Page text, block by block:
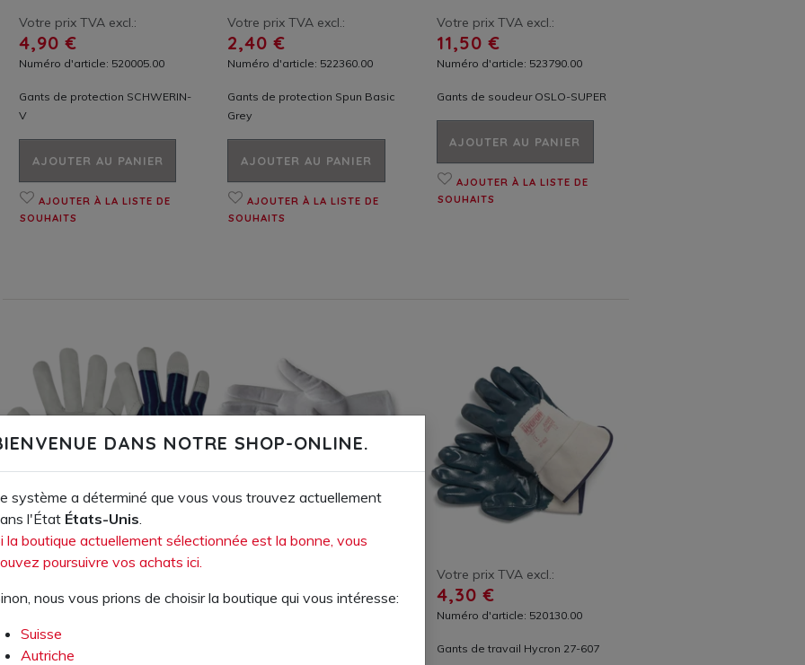
Votre prix TVA excl.:
4,90 €
Numéro d'article: 520005.00
Gants de protection SCHWERIN-
V
AJOUTER AU PANIER
AJOUTER À LA LISTE DE
SOUHAITS
Votre prix TVA excl.:
2,40 €
Numéro d'article: 522360.00
Gants de protection Spun Basic
Grey
AJOUTER AU PANIER
AJOUTER À LA LISTE DE
SOUHAITS
Votre prix TVA excl.:
11,50 €
Numéro d'article: 523790.00
Gants de soudeur OSLO-SUPER
AJOUTER AU PANIER
AJOUTER À LA LISTE DE
SOUHAITS
Votre prix TVA excl.:
5,90 €
Gants de travail BREMERHAVEN
0,55 €
Votre prix TVA excl.:
4,30 €
Numéro d'article: 520130.00
Gants de travail Hycron 27-607
DANS NOTRE SHOP-ONLINE.
système a déterminé que vous vous trouvez actuellement
l'État États-Unis
la boutique actuellement sélectionnée est la bonne, vous
poursuivre vos achats ici.
nous vous prions de choisir la boutique qui vous intéresse:
Suisse
Autriche